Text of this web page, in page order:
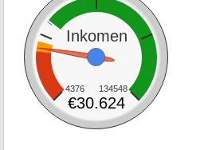
Inkomen
4376 134548
€30.624